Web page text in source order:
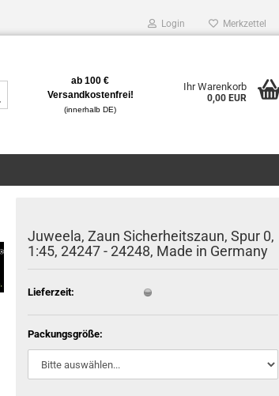
Login Merkzettel
ab 100 €
Versandkostenfrei!
(innerhalb DE)
Ihr Warenkorb
0,00 EUR
Juweela, Zaun Sicherheitszaun, Spur 0,
1:45, 24247 - 24248, Made in Germany
Lieferzeit:
Packungsgröße: